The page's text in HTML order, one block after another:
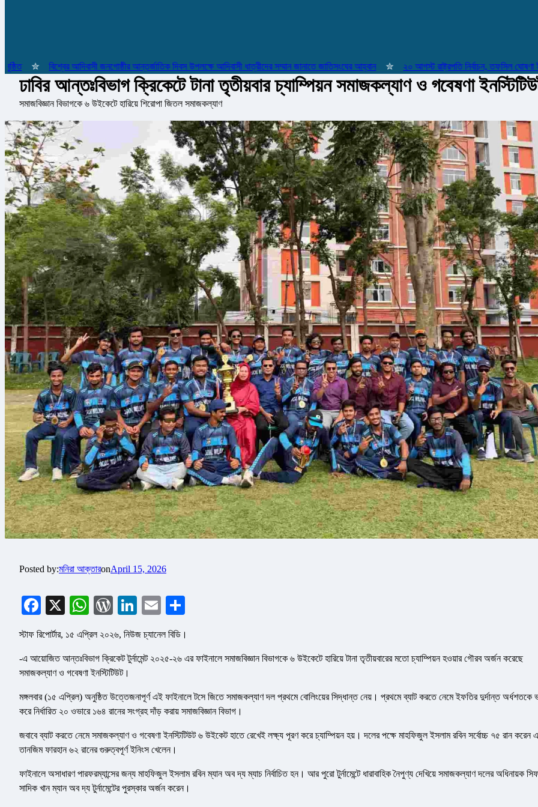
✮ বিশ্বের আদিবাসী জনগোষ্ঠীর আন্তর্জাতিক দিবস উপলক্ষে আদিবাসী ধাত্রীদের সম্মান জানাতে জাতিসংঘের আহ্বান ✮ ২০ আগস্ট রাষ্ট্রপতি নির্বাচন, তফসিল ঘোষণা ইসির
ঢাবির আন্তঃবিভাগ ক্রিকেটে টানা তৃতীয়বার চ্যাম্পিয়ন সমাজকল্যাণ ও গবেষণা
সমাজবিজ্ঞান বিভাগকে ৬ উইকেটে হারিয়ে শিরোপা জিতল সমাজকল্যাণ
Posted by:মনিরা আক্তারonApril 15, 2026
Facebook
X WhatsApp
WordPress
LinkedIn
Email
স্টাফ রিপোর্টার, ১৫ এপ্রিল ২০২৬, নিউজ চ্যানেল বিডি।
-এ আয়োজিত আন্তঃবিভাগ ক্রিকেট টুর্নামেন্ট ২০২৫-২৬ এর ফাইনালে সমাজবিজ্ঞান বিভাগকে ৬ উইকেটে হারিয়ে টানা তৃতীয়বারের মতো চ্যাম্পিয়ন হওয়ার গৌরব অর্জন করেছে
সমাজকল্যাণ ও গবেষণা ইনস্টিটিউট।
মঙ্গলবার (১৫ এপ্রিল) অনুষ্ঠিত উত্তেজনাপূর্ণ এই ফাইনালে টসে জিতে সমাজকল্যাণ দল প্রথমে বোলিংয়ের সিদ্ধান্ত নেয়। প্রথমে ব্যাট করতে নেমে ইফতির দুর্দান্ত অর্ধশতকে
করে নির্ধারিত ২০ ওভারে ১৬৪ রানের সংগ্রহ দাঁড় করায় সমাজবিজ্ঞান বিভাগ।
জবাবে ব্যাট করতে নেমে সমাজকল্যাণ ও গবেষণা ইনস্টিটিউট ৬ উইকেট হাতে রেখেই লক্ষ্য পূরণ করে চ্যাম্পিয়ন হয়। দলের পক্ষে মাহফিজুল ইসলাম রবিন সর্বোচ্চ ৭৫ রান করেন
তানজিম ফারহান ৬২ রানের গুরুত্বপূর্ণ ইনিংস খেলেন।
ফাইনালে অসাধারণ পারফরম্যান্সের জন্য মাহফিজুল ইসলাম রবিন ম্যান অব দ্য ম্যাচ নির্বাচিত হন। আর পুরো টুর্নামেন্টে ধারাবাহিক নৈপুণ্য দেখিয়ে সমাজকল্যাণ দলের অধিনায়ক
সাদিক খান ম্যান অব দ্য টুর্নামেন্টের পুরস্কার অর্জন করেন।